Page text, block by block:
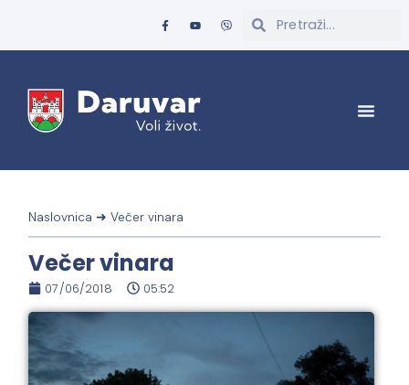
Naslovnica ➜Večer vinara
Večer vinara
07/06/2018 05:52